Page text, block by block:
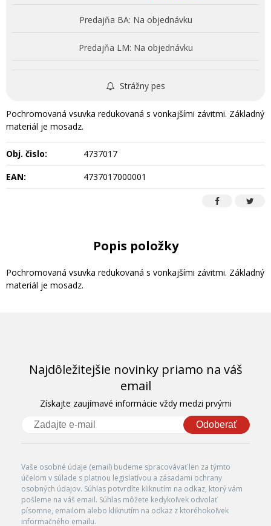
Predajňa BA: Na objednávku
Predajňa LM: Na objednávku
Strážny pes
Pochromovaná vsuvka redukovaná s vonkajšími závitmi. Základný
materiál je mosadz.
Obj. čislo:
4737017
EAN:
4737017000001
Popis položky
Pochromovaná vsuvka redukovaná s vonkajšími závitmi. Základný
materiál je mosadz.
Najdôležitejšie novinky priamo na váš
email
Získajte zaujímavé informácie vždy medzi prvými
Odoberať
Vaše osobné údaje (email) budeme spracovávať len za týmto
účelom v súlade s platnou legislatívou a zásadami ochrany
osobných údajov. Súhlas potvrdíte kliknutím na odkaz, ktorý vám
pošleme na váš email. Súhlas môžete kedykoľvek odvolať
písomne, emailom alebo kliknutím na odkaz z ktoréhokoľvek
informačného emailu.